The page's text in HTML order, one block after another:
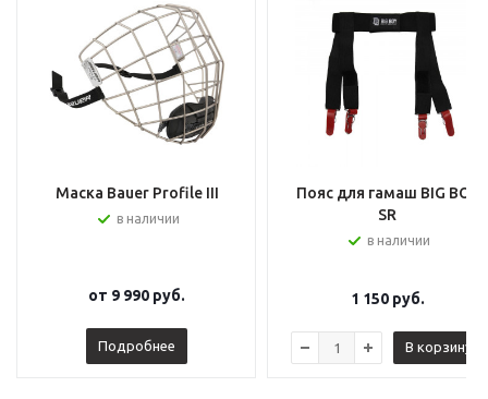
Маска Bauer Profile III
в наличии
от 9 990 руб.
Подробнее
Пояс для гамаш BIG BOY
SR
в наличии
1 150руб.
В корзину